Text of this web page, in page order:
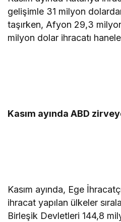
gelişimle 31 milyon
taşırken, Afyon 29,3
milyon dolar ihracatı
Kasım ayında ABD
Kasım ayında, Ege
ihracat yapılan ülkeler
Birleşik Devletleri 144,8